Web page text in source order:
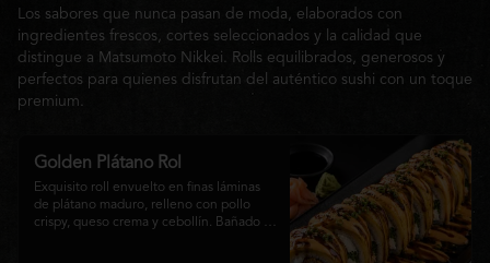
Los sabores que nunca pasan de moda, elaborados con
ingredientes frescos, cortes seleccionados y la calidad que
distingue a Matsumoto Nikkei. Rolls equilibrados, generosos y
perfectos para quienes disfrutan del auténtico sushi con un toque
premium.
Golden Plátano Rol
Exquisito roll envuelto en finas láminas
de plátano maduro, relleno con pollo
crispy, queso crema y cebollín. Bañado